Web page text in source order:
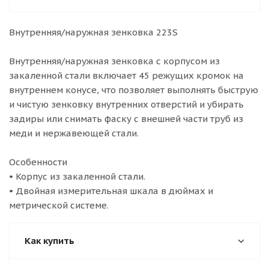
Внутренняя/наружная зенковка 223S
Внутренняя/наружная зенковка с корпусом из
закаленной стали включает 45 режущих кромок на
внутреннем конусе, что позволяет выполнять быструю
и чистую зенковку внутренних отверстий и убирать
задиры или снимать фаску с внешней части труб из
меди и нержавеющей стали.
Особенности
• Корпус из закаленной стали.
• Двойная измерительная шкала в дюймах и
метрической системе.
Как купить